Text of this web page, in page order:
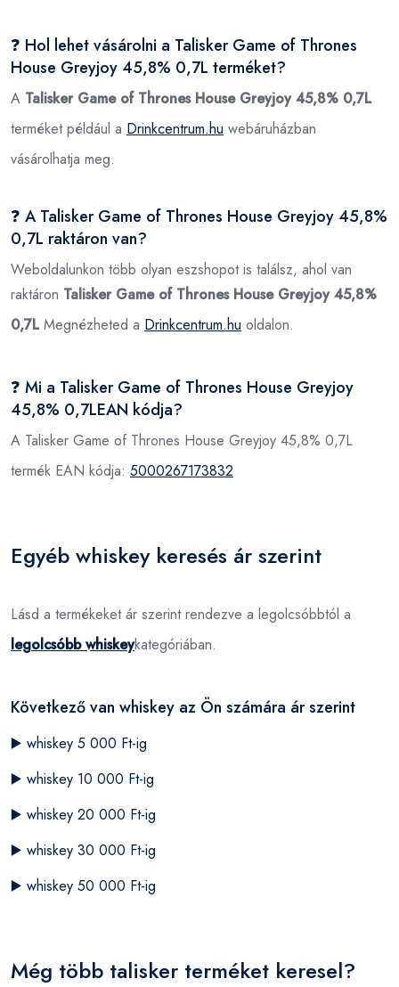
❓ Hol lehet vásárolni a Talisker Game of Thrones
House Greyjoy 45,8% 0,7L terméket?
A Talisker Game of Thrones House Greyjoy 45,8% 0,7L
terméket például a Drinkcentrum.hu webáruházban
vásárolhatja meg.
❓ A Talisker Game of Thrones House Greyjoy 45,8%
0,7L raktáron van?
Weboldalunkon több olyan eszshopot is találsz, ahol van
raktáron Talisker Game of Thrones House Greyjoy 45,8%
0,7LMegnézheted a Drinkcentrum.hu oldalon.
❓ Mi a Talisker Game of Thrones House Greyjoy
45,8% 0,7LEAN kódja?
A Talisker Game of Thrones House Greyjoy 45,8% 0,7L
termék EAN kódja: 5000267173832
Egyéb whiskey keresés ár szerint
Lásd a termékeket ár szerint rendezve a legolcsóbbtól a
legolcsóbb whiskeykategóriában.
Következő van whiskey az Ön számára ár szerint
▶️ whiskey 5 000 Ft-ig
▶️ whiskey 10 000 Ft-ig
▶️ whiskey 20 000 Ft-ig
▶️ whiskey 30 000 Ft-ig
▶️ whiskey 50 000 Ft-ig
Még több talisker terméket keresel?